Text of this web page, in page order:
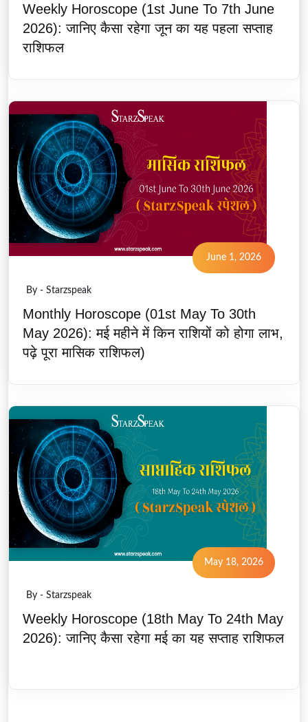
Weekly Horoscope (1st June To 7th June
2026): जानिए कैसा रहेगा जून का यह पहला सप्ताह
राशिफल
June 1, 2026
By - Starzspeak
Monthly Horoscope (01st May To 30th
May 2026): मई महीने में किन राशियों को होगा लाभ,
पढ़े पूरा मासिक राशिफल)
May 18, 2026
By - Starzspeak
Weekly Horoscope (18th May To 24th May
2026): जानिए कैसा रहेगा मई का यह सप्ताह राशिफल